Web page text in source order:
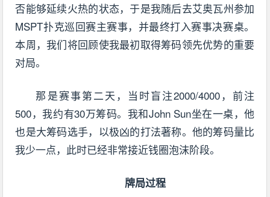
否能够延续火热的状态，于是我随后去艾奥瓦州参加
MSPT扑克巡回赛主赛事，并最终打入赛事决赛桌。
本周，我们将回顾使我最初取得筹码领先优势的重要
对局。
那是赛事第二天，当时盲注2000/4000，前注
500，我约有30万筹码。我和John Sun坐在一桌，他
也是大筹码选手，以极凶的打法著称。他的筹码量比
我少一点，此时已经非常接近钱圈泡沫阶段。
牌局过程